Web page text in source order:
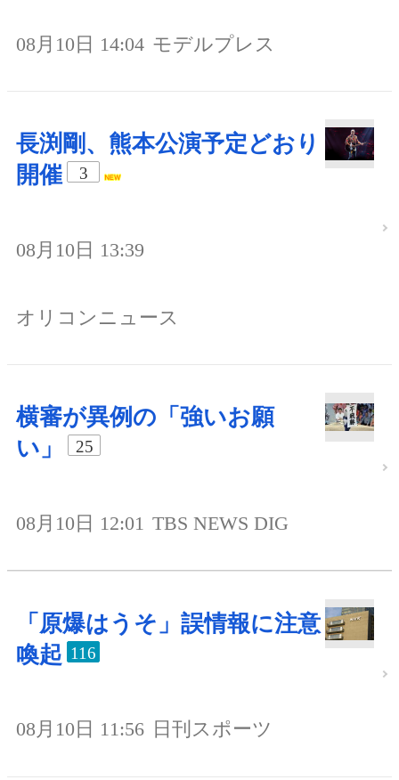
08月10日 14:04 モデルプレス
長渕剛、熊本公演予定どおり
開催
3
08月10日 13:39
オリコンニュース
横審が異例の「強いお願
い」
25
08月10日 12:01 TBS NEWS DIG
「原爆はうそ」誤情報に注意
喚起 116
08月10日 11:56 日刊スポーツ